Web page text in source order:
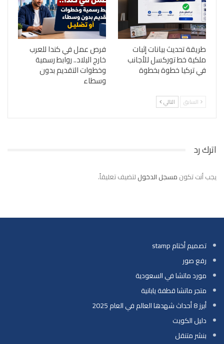
طريقة تحديث بيانات إثبات
ملكية خط توركسل للأجانب
في تركيا خطوة بخطوة
فرص عمل في كندا للعرب
خارج البلاد.. روابط رسمية
وخطوات التقديم بدون
وسطاء
السابق التالي
اترك رد
يجب أنت تكون مسجل الدخول لتضيف تعليقاً.
تصميم أختام stamp
رفع صور
مورد ماتشا في السعودية
متجر ماتشا قطفة يابانية
أبرز 8 أحداث شهدها العالم في العام 2025
دليل الكويت
بنشر متنقل